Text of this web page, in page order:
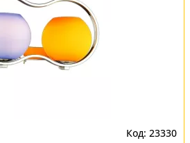
23330